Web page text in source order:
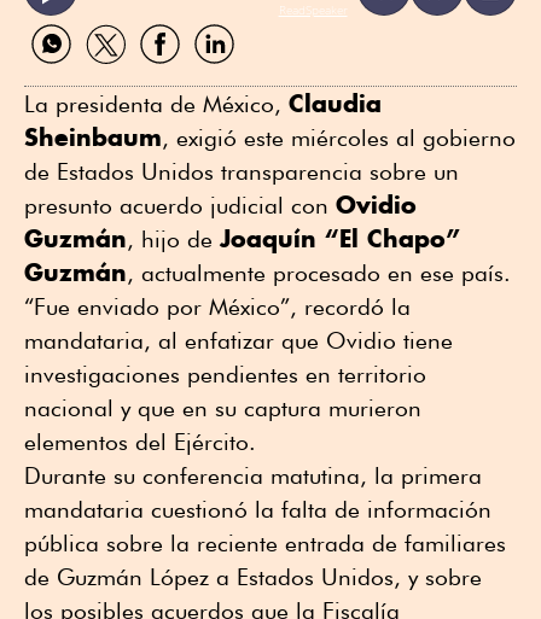
ReadSpeaker
Compartir
por
Compartir
por
Compartir
por
Compartir
por
La presidenta de México, Claudia
Sheinbaum, exigió este miércoles al gobierno
de Estados Unidos transparencia sobre un
presunto acuerdo judicial con Ovidio
Guzmán, hijo de Joaquín “El Chapo”
Guzmán, actualmente procesado en ese país.
“Fue enviado por México”, recordó la
mandataria, al enfatizar que Ovidio tiene
investigaciones pendientes en territorio
nacional y que en su captura murieron
elementos del Ejército.
Durante su conferencia matutina, la primera
mandataria cuestionó la falta de información
pública sobre la reciente entrada de familiares
de Guzmán López a Estados Unidos, y sobre
los posibles acuerdos que la Fiscalía